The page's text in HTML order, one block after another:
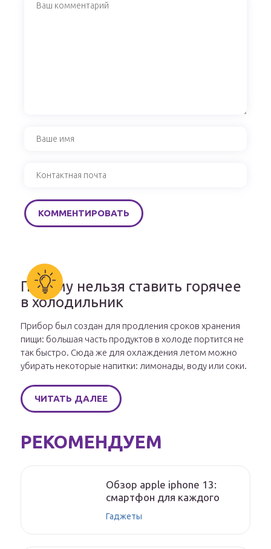
Почему нельзя ставить горячее
в холодильник
Прибор был создан для продления сроков хранения
пищи: большая часть продуктов в холоде портится не
так быстро. Сюда же для охлаждения летом можно
убирать некоторые напитки: лимонады, воду или соки.
ЧИТАТЬ ДАЛЕЕ
РЕКОМЕНДУЕМ
Обзор apple iphone 13:
смартфон для каждого
Гаджеты